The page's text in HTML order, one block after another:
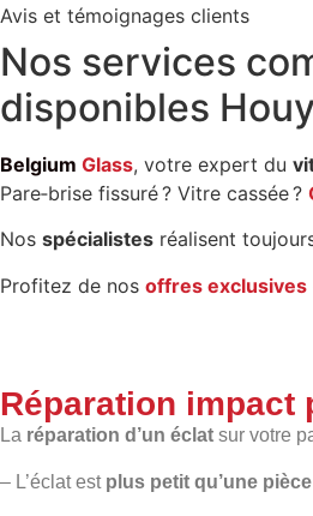
Avis et témoignages clients
Nos services
disponibles
Belgium Glass, votre expert du
Pare‑brise fissuré ? Vitre cassée ?
Nos spécialistes réalisent
Profitez de nos offres exclusives
Réparation impact
La réparation d’un éclat sur votre
– L’éclat est plus petit qu’une